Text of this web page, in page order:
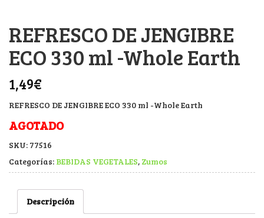
REFRESCO DE JENGIBRE
ECO 330 ml -Whole Earth
1,49€
REFRESCO DE JENGIBRE ECO 330 ml -Whole Earth
AGOTADO
SKU: 77516
Categorías: BEBIDAS VEGETALES, Zumos
Descripción